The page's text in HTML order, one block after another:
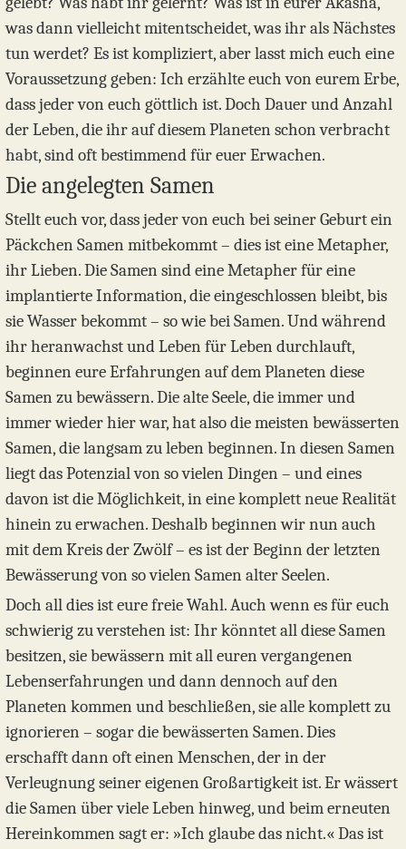
was dann vielleicht mitentscheidet, was ihr als Nächstes
tun werdet? Es ist kompliziert, aber lasst mich euch eine
Voraussetzung geben: Ich erzählte euch von eurem Erbe,
dass jeder von euch göttlich ist. Doch Dauer und Anzahl
der Leben, die ihr auf diesem Planeten schon verbracht
habt, sind oft bestimmend für euer Erwachen.
Die angelegten Samen
Stellt euch vor, dass jeder von euch bei seiner Geburt ein
Päckchen Samen mitbekommt – dies ist eine Metapher,
ihr Lieben. Die Samen sind eine Metapher für eine
implantierte Information, die eingeschlossen bleibt, bis
sie Wasser bekommt – so wie bei Samen. Und während
ihr heranwachst und Leben für Leben durchlauft,
beginnen eure Erfahrungen auf dem Planeten diese
Samen zu bewässern. Die alte Seele, die immer und
immer wieder hier war, hat also die meisten bewässerten
Samen, die langsam zu leben beginnen. In diesen Samen
liegt das Potenzial von so vielen Dingen – und eines
davon ist die Möglichkeit, in eine komplett neue Realität
hinein zu erwachen. Deshalb beginnen wir nun auch
mit dem Kreis der Zwölf – es ist der Beginn der letzten
Bewässerung von so vielen Samen alter Seelen.
Doch all dies ist eure freie Wahl. Auch wenn es für euch
schwierig zu verstehen ist: Ihr könntet all diese Samen
besitzen, sie bewässern mit all euren vergangenen
Lebenserfahrungen und dann dennoch auf den
Planeten kommen und beschließen, sie alle komplett zu
ignorieren – sogar die bewässerten Samen. Dies
erschafft dann oft einen Menschen, der in der
Verleugnung seiner eigenen Großartigkeit ist. Er wässert
die Samen über viele Leben hinweg, und beim erneuten
Hereinkommen sagt er: »Ich glaube das nicht.« Das ist